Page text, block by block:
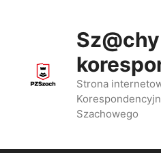
Sz@chy
Strona
Szachowego